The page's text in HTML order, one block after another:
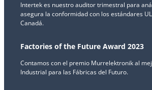
Intertek es nuestro auditor trimestral para
asegura la conformidad con los estándares
Canadá.
Factories of the Future Award 2023
Contamos con el premio Murrelektronik al
Industrial para las Fábricas del Futuro.